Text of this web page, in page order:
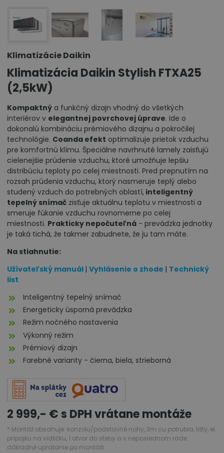
Klimatizácie Daikin
Klimatizácia Daikin Stylish FTXA25
(2,5kW)
Kompaktný a funkčný dizajn vhodný do všetkých
interiérov v elegantnej povrchovej úprave. Ide o
dokonalú kombináciu prémiového dizajnu a pokročilej
technológie. Coanda efekt optimalizuje prietok vzduchu
pre komfortnú klímu. Špeciálne navrhnuté lamely zaisťujú
cielenejšie prúdenie vzduchu, ktoré umožňuje lepšiu
distribúciu teploty po celej miestnosti. Pred prepnutím na
rozsah prúdenia vzduchu, ktorý nasmeruje teplý alebo
studený vzduch do potrebných oblastí, inteligentný
tepelný snímač zisťuje aktuálnu teplotu v miestnosti a
smeruje fúkanie vzduchu rovnomerne po celej
miestnosti. Prakticky nepočuteľná - prevádzka jednotky
je taká tichá, že takmer zabudnete, že ju tam máte.
Na stiahnutie:
Užívateľský manuál | Vyhlásenie o zhode | Technický
list
Inteligentný tepelný snímač
Energeticky úsporná prevádzka
Režim nočného nastavenia
Výkonný režim
Prémiový dizajn
Farebné varianty - čierna, biela, strieborná
2 999,- € s DPH vrátane montáže
* Montáž obsahuje: konzolu/podstavné nohy, 3m cu potrubia, lišty, el.
prípojku na vidličku, 1 otvor do steny a v neposlednom rade
dôkladné upratanie po montáži.